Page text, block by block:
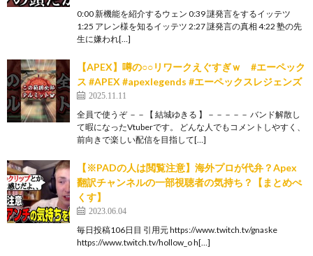
0:00 新機能を紹介するウェン 0:39 謎発言をするイッテツ
1:25 アレン様を知るイッテツ 2:27 謎発言の真相 4:22 塾の先
生に嫌われ[…]
【APEX】噂の○○リワークえぐすぎｗ #エーペック
ス #APEX #apexlegends #エーペックスレジェンズ
2025.11.11
全員で使うぞ －－【 結城ゆきる 】－－－－－ バンド解散し
て暇になったVtuberです。 どんな人でもコメントしやすく、
前向きで楽しい配信を目指して[…]
【※PADの人は閲覧注意】海外プロが代弁？Apex
翻訳チャンネルの一部視聴者の気持ち？【まとめぺ
くす】
2023.06.04
毎日投稿106日目 引用元 https://www.twitch.tv/gnaske
https://www.twitch.tv/hollow_o h[…]